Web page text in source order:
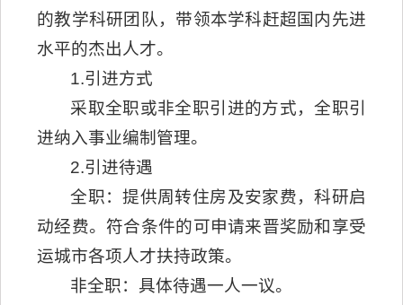
的教学科研团队，带领本学科赶超国内先进
水平的杰出人才。
1.引进方式
采取全职或非全职引进的方式，全职引
进纳入事业编制管理。
2.引进待遇
全职：提供周转住房及安家费，科研启
动经费。符合条件的可申请来晋奖励和享受
运城市各项人才扶持政策。
非全职：具体待遇一人一议。